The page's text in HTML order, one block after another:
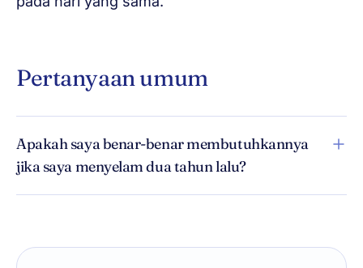
Pertanyaan umum
Apakah saya benar-benar membutuhkannya
jika saya menyelam dua tahun lalu?